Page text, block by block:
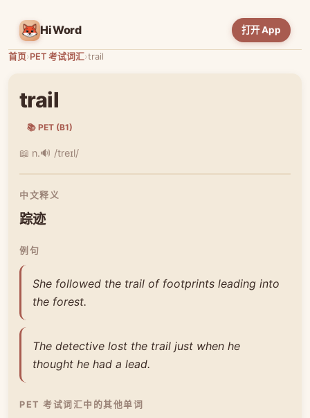
HiWord 打开 App
首页›PET 考试词汇›trail
trail
📚 PET (B1)
📖 n.🔊 /treɪl/
中文释义
踪迹
例句
She followed the trail of footprints leading into
the forest.
The detective lost the trail just when he
thought he had a lead.
PET 考试词汇中的其他单词